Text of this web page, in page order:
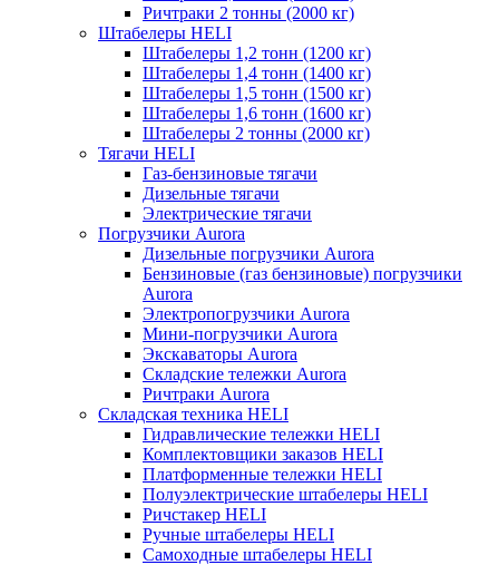
Ричтраки 2 тонны (2000 кг)
Штабелеры HELI
Штабелеры 1,2 тонн (1200 кг)
Штабелеры 1,4 тонн (1400 кг)
Штабелеры 1,5 тонн (1500 кг)
Штабелеры 1,6 тонн (1600 кг)
Штабелеры 2 тонны (2000 кг)
Тягачи HELI
Газ-бензиновые тягачи
Дизельные тягачи
Электрические тягачи
Погрузчики Aurora
Дизельные погрузчики Aurora
Бензиновые (газ бензиновые) погрузчики
Aurora
Электропогрузчики Aurora
Мини-погрузчики Aurora
Экскаваторы Aurora
Складские тележки Aurora
Ричтраки Aurora
Складская техника HELI
Гидравлические тележки HELI
Комплектовщики заказов HELI
Платформенные тележки HELI
Полуэлектрические штабелеры HELI
Ричстакер HELI
Ручные штабелеры HELI
Самоходные штабелеры HELI